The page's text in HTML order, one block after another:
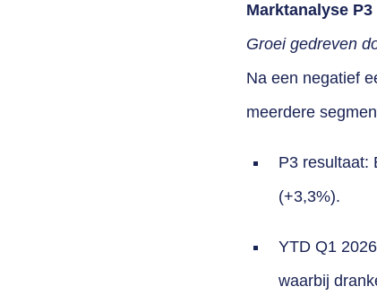
Marktanalyse P3
Groei gedreven
Na een negatief
meerdere
P3 resultaat:
(+3,3%).
YTD Q1
waarbij